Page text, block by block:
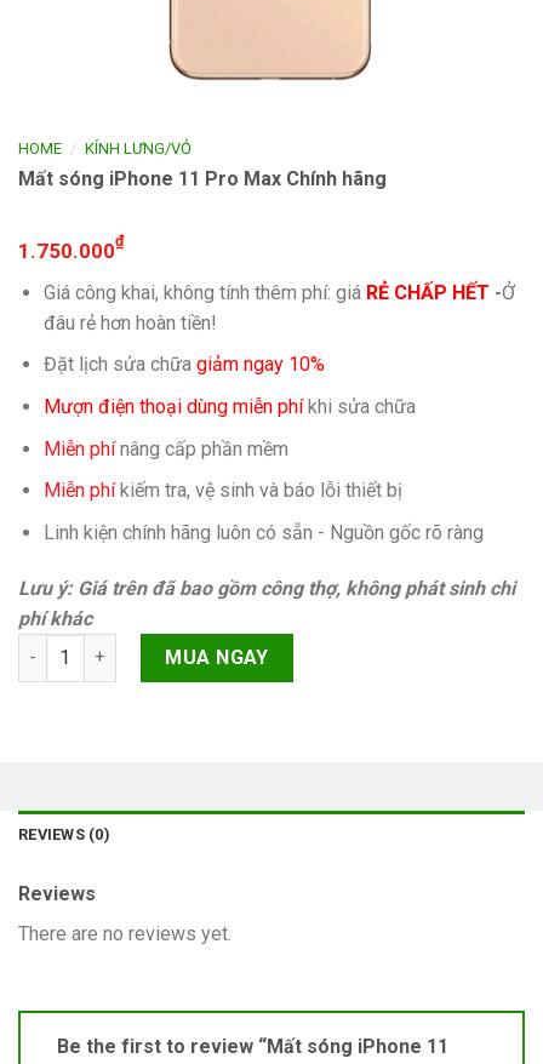
HOME / KÍNH LƯNG/VỎ
Mất sóng iPhone 11 Pro Max Chính hãng
1.750.000₫
Giá công khai, không tính thêm phí: giá RẺ CHẤP HẾT -Ở
đâu rẻ hơn hoàn tiền!
Đặt lịch sửa chữa giảm ngay 10%
Mượn điện thoại dùng miễn phíkhi sửa chữa
Miễn phínâng cấp phần mềm
Miễn phíkiếm tra, vệ sinh và báo lỗi thiết bị
Linh kiện chính hãng luôn có sẵn - Nguồn gốc rõ ràng
Lưu ý: Giá trên đã bao gồm công thợ, không phát sinh chi
phí khác
Mất sóng iPhone 11 Pro Max Chính hãng quantity
MUA NGAY
REVIEWS (0)
Reviews
There are no reviews yet.
Be the first to review “Mất sóng iPhone 11